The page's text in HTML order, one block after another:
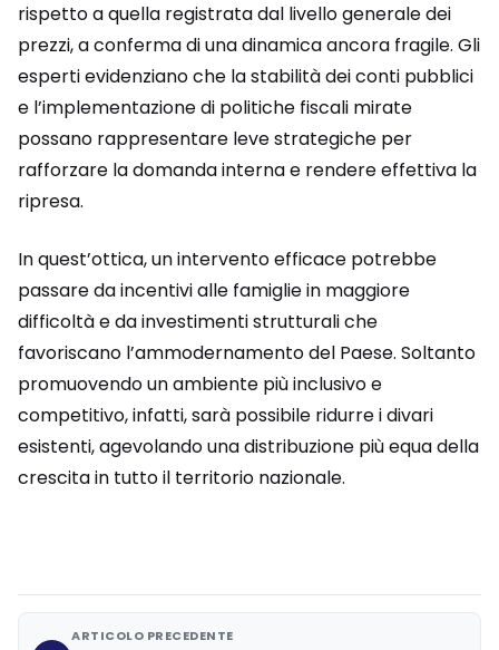
rispetto a quella registrata dal livello generale dei
prezzi, a conferma di una dinamica ancora fragile. Gli
esperti evidenziano che la stabilità dei conti pubblici
e l’implementazione di politiche fiscali mirate
possano rappresentare leve strategiche per
rafforzare la domanda interna e rendere effettiva la
ripresa.
In quest’ottica, un intervento efficace potrebbe
passare da incentivi alle famiglie in maggiore
difficoltà e da investimenti strutturali che
favoriscano l’ammodernamento del Paese. Soltanto
promuovendo un ambiente più inclusivo e
competitivo, infatti, sarà possibile ridurre i divari
esistenti, agevolando una distribuzione più equa della
crescita in tutto il territorio nazionale.
ARTICOLO PRECEDENTE